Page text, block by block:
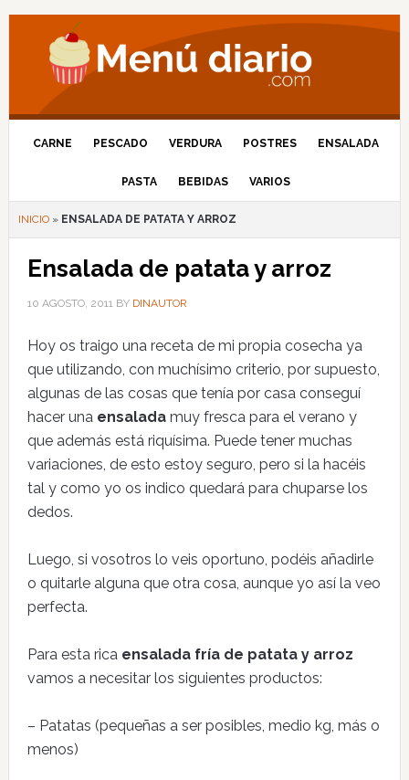
CARNE PESCADO VERDURA POSTRES ENSALADA
PASTA BEBIDAS VARIOS
INICIO» ENSALADA DE PATATA Y ARROZ
Ensalada de patata y arroz
10 AGOSTO, 2011BY DINAUTOR
Hoy os traigo una receta de mi propia cosecha ya
que utilizando, con muchísimo criterio, por supuesto,
algunas de las cosas que tenía por casa conseguí
hacer una ensaladamuy fresca para el verano y
que además está riquísima. Puede tener muchas
variaciones, de esto estoy seguro, pero si la hacéis
tal y como yo os indico quedará para chuparse los
dedos.
Luego, si vosotros lo veis oportuno, podéis añadirle
o quitarle alguna que otra cosa, aunque yo así la veo
perfecta.
Para esta ricaensalada fría de patata y arroz
vamos a necesitar los siguientes productos:
– Patatas (pequeñas a ser posibles, medio kg, más o
menos)